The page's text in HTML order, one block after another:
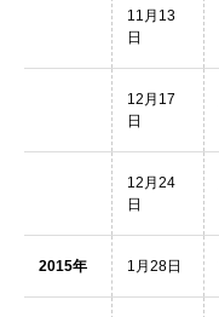
11月13
日
12月17
日
12月24
日
2015年 1月28日